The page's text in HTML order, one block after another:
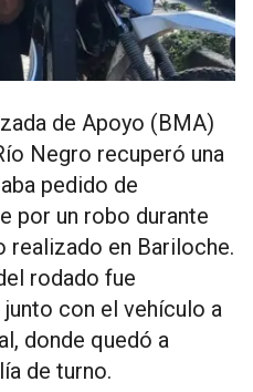
Negro recuperó una
pedido de
por un robo durante
realizado en Bariloche.
rodado fue
con el vehículo a
donde quedó a
de turno.